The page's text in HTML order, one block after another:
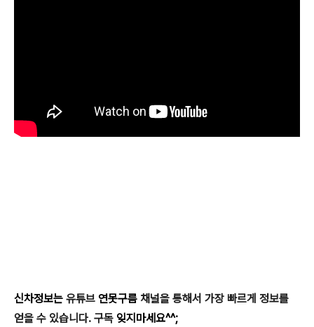
신차정보는 유튜브 연못구름 채널을 통해서 가장 빠르게 정보를
얻을 수 있습니다. 구독 잊지마세요^^;